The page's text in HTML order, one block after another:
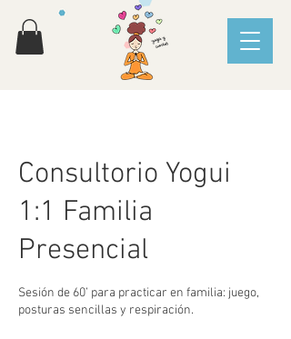
Consultorio Yogui
1:1 Familia
Presencial
Sesión de 60’ para practicar en familia: juego,
posturas sencillas y respiración.